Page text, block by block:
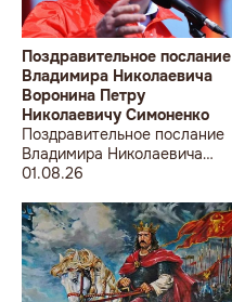
Поздравительное послание
Владимира Николаевича
Воронина Петру
Николаевичу Симоненко
Поздравительное послание
Владимира Николаевича
Воронина Петру
01.08.26